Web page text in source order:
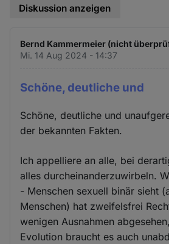
Diskussion anzeigen
Bernd Kammermeier (nicht
Mi. 14 Aug 2024 - 14:37
Schöne, deutliche und
Schöne, deutliche und
der bekannten Fakten.
Ich appelliere an alle, bei
alles durcheinanderzuwirbeln.
- Menschen sexuell binär sieht
Menschen) hat zweifelsfrei
wenigen Ausnahmen
Evolution braucht es auch